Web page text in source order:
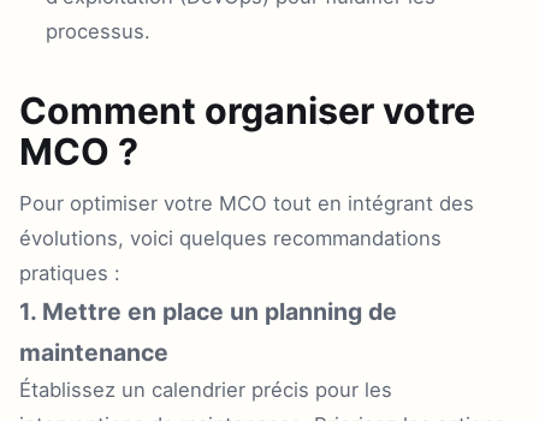
processus.
Comment organiser votre
MCO ?
Pour optimiser votre MCO tout en intégrant des
évolutions, voici quelques recommandations
pratiques :
1. Mettre en place un planning de
maintenance
Établissez un calendrier précis pour les